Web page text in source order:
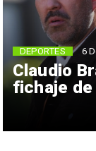
Claudio
fichaje de
DEPORTES 6